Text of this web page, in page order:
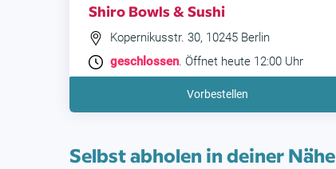
Shiro Bowls & Sushi
Kopernikusstr. 30, 10245 Berlin
geschlossen. Öffnet heute 12:00 Uhr
Vorbestellen
Selbst abholen in deiner Nähe